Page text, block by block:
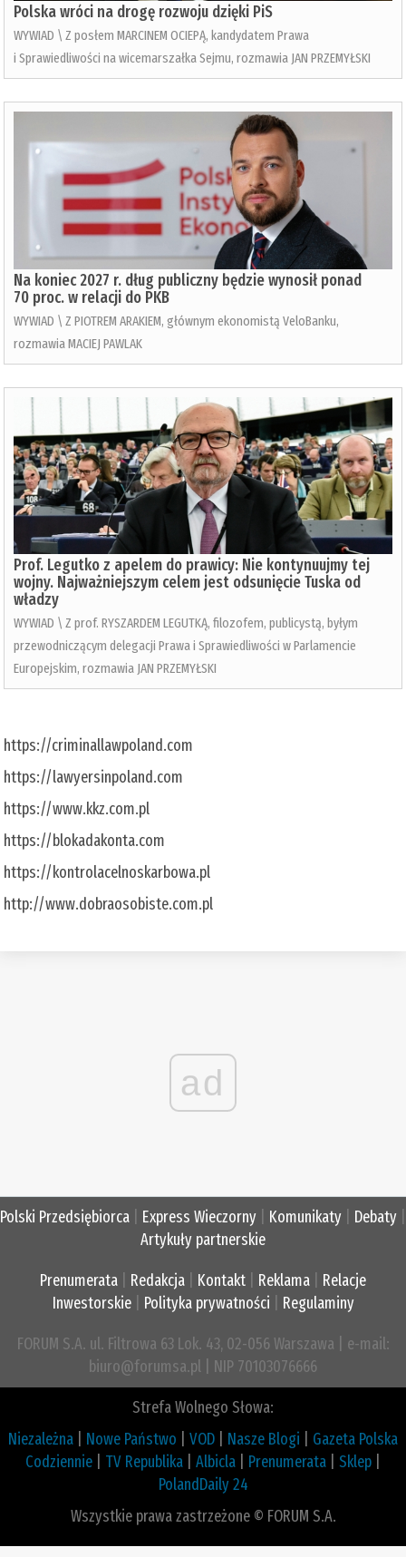
Polska wróci na drogę rozwoju dzięki PiS
WYWIAD \ Z posłem MARCINEM OCIEPĄ, kandydatem Prawa
i Sprawiedliwości na wicemarszałka Sejmu, rozmawia JAN PRZEMYŁSKI
Na koniec 2027 r. dług publiczny będzie wynosił ponad
70 proc. w relacji do PKB
WYWIAD \ Z PIOTREM ARAKIEM, głównym ekonomistą VeloBanku,
rozmawia MACIEJ PAWLAK
Prof. Legutko z apelem do prawicy: Nie kontynuujmy tej
wojny. Najważniejszym celem jest odsunięcie Tuska od
władzy
WYWIAD \ Z prof. RYSZARDEM LEGUTKĄ, filozofem, publicystą, byłym
przewodniczącym delegacji Prawa i Sprawiedliwości w Parlamencie
Europejskim, rozmawia JAN PRZEMYŁSKI
https://criminallawpoland.com
https://lawyersinpoland.com
https://www.kkz.com.pl
https://blokadakonta.com
https://kontrolacelnoskarbowa.pl
http://www.dobraosobiste.com.pl
ad
Polski Przedsiębiorca Express Wieczorny Komunikaty Debaty
Artykuły partnerskie
Prenumerata Redakcja Kontakt Reklama
Relacje
Inwestorskie| Polityka prywatności Regulaminy
FORUM S.A. ul. Filtrowa 63 Lok. 43, 02-056 Warszawa | e-mail:
biuro@forumsa.pl | NIP 70103076666
Strefa Wolnego Słowa:
Niezależna
Nowe Państwo VOD Nasze Blogi
Gazeta Polska
Codziennie
TV Republika Albicla Prenumerata Sklep
PolandDaily 24
Wszystkie prawa zastrzeżone © FORUM S.A.